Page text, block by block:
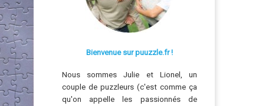
Bienvenue sur puuzzle.fr !
Nous sommes Julie et Lionel, un
couple de puzzleurs (c'est comme ça
qu'on appelle les passionnés de